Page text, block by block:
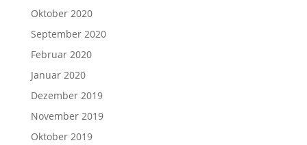
Oktober 2020
September 2020
Februar 2020
Januar 2020
Dezember 2019
November 2019
Oktober 2019